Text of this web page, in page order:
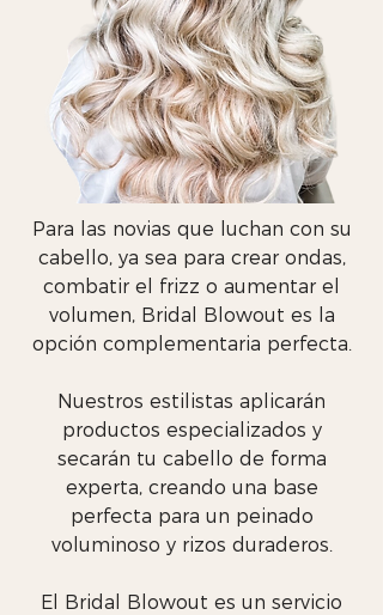
Para las novias que luchan con su
cabello, ya sea para crear ondas,
combatir el frizz o aumentar el
volumen, Bridal Blowout es la
opción complementaria perfecta.
Nuestros estilistas aplicarán
productos especializados y
secarán tu cabello de forma
experta, creando una base
perfecta para un peinado
voluminoso y rizos duraderos.
El Bridal Blowout es un servicio